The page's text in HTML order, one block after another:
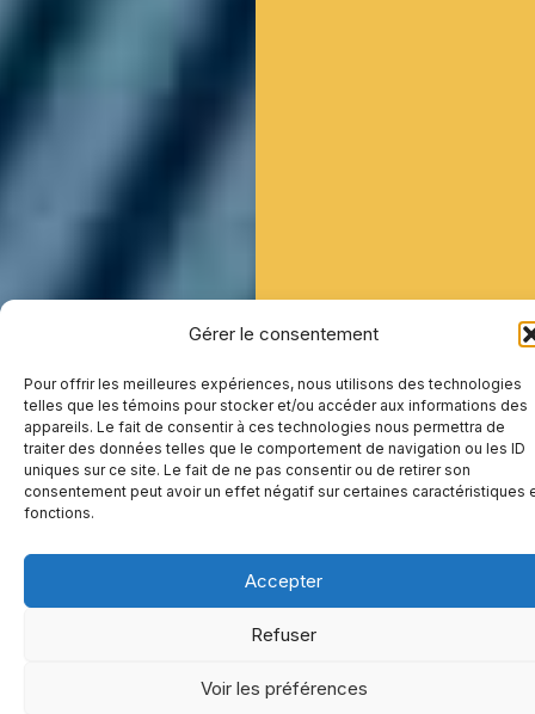
Gérer le consentement
Pour offrir les meilleures expériences, nous utilisons des technologies
telles que les témoins pour stocker et/ou accéder aux informations des
appareils. Le fait de consentir à ces technologies nous permettra de
traiter des données telles que le comportement de navigation ou les ID
uniques sur ce site. Le fait de ne pas consentir ou de retirer son
consentement peut avoir un effet négatif sur certaines caractéristiques
fonctions.
Accepter
Refuser
Voir les préférences